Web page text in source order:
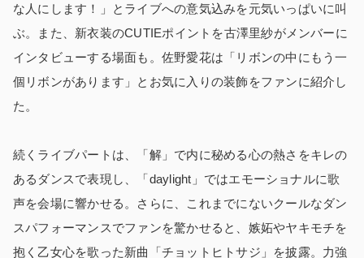
な人にします！」とライブへの意気込みを元気いっぱいに叫
ぶ。また、新衣装のCUTIEポイントを古澤里紗がメンバーに
インタビューする場面も。佐野愛花は「リボンの中にもう一
個リボンがあります」とお気に入りの装飾をファンに紹介し
た。
続くライブパートは、「解」で内に秘める心の熱さをキレの
あるダンスで表現し、「daylight」ではエモーショナルに歌
声を会場に響かせる。さらに、これまでにないクールなダン
スパフォーマンスでファンを驚かせると、嫉妬やヤキモチを
抱く乙女心を歌った新曲「チョットヒトサジ」を披露。力強